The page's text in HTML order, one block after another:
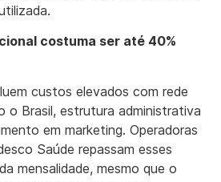
costuma ser até 40%
custos elevados com rede
o Brasil, estrutura administrativa
em marketing. Operadoras
Saúde repassam esses
mensalidade, mesmo que o